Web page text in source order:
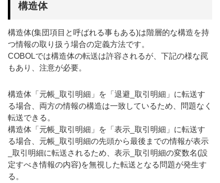
構造体
構造体(集団項目と呼ばれる事もある)は階層的な構造を持
つ情報の取り扱う場合の定義方法です。
COBOLでは構造体の転送は許容されるが、下記の様な罠
もあり、注意が必要。
構造体「元帳_取引明細」を「退避_取引明細」に転送す
る場合、両方の情報の構造は一致しているため、問題なく
転送できる。
構造体「元帳_取引明細」を「表示_取引明細」に転送す
る場合、元帳_取引明細の先頭から最後までの情報が表示
_取引明細に転送されるため、表示_取引明細の変数名(設
定すべき情報の内容)を無視した転送となる問題が発生す
る。